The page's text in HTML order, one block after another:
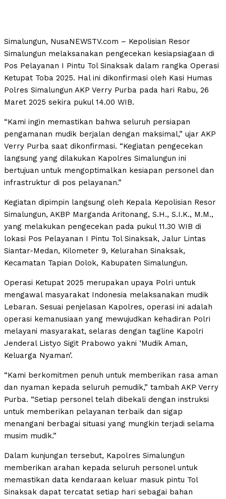
Simalungun, NusaNEWSTV.com – Kepolisian Resor
Simalungun melaksanakan pengecekan kesiapsiagaan di
Pos Pelayanan I Pintu Tol Sinaksak dalam rangka Operasi
Ketupat Toba 2025. Hal ini dikonfirmasi oleh Kasi Humas
Polres Simalungun AKP Verry Purba pada hari Rabu, 26
Maret 2025 sekira pukul 14.00 WIB.
“Kami ingin memastikan bahwa seluruh persiapan
pengamanan mudik berjalan dengan maksimal,” ujar AKP
Verry Purba saat dikonfirmasi. “Kegiatan pengecekan
langsung yang dilakukan Kapolres Simalungun ini
bertujuan untuk mengoptimalkan kesiapan personel dan
infrastruktur di pos pelayanan.”
Kegiatan dipimpin langsung oleh Kepala Kepolisian Resor
Simalungun, AKBP Marganda Aritonang, S.H., S.I.K., M.M.,
yang melakukan pengecekan pada pukul 11.30 WIB di
lokasi Pos Pelayanan I Pintu Tol Sinaksak, Jalur Lintas
Siantar-Medan, Kilometer 9, Kelurahan Sinaksak,
Kecamatan Tapian Dolok, Kabupaten Simalungun.
Operasi Ketupat 2025 merupakan upaya Polri untuk
mengawal masyarakat Indonesia melaksanakan mudik
Lebaran. Sesuai penjelasan Kapolres, operasi ini adalah
operasi kemanusiaan yang mewujudkan kehadiran Polri
melayani masyarakat, selaras dengan tagline Kapolri
Jenderal Listyo Sigit Prabowo yakni ‘Mudik Aman,
Keluarga Nyaman’.
“Kami berkomitmen penuh untuk memberikan rasa aman
dan nyaman kepada seluruh pemudik,” tambah AKP Verry
Purba. “Setiap personel telah dibekali dengan instruksi
untuk memberikan pelayanan terbaik dan sigap
menangani berbagai situasi yang mungkin terjadi selama
musim mudik.”
Dalam kunjungan tersebut, Kapolres Simalungun
memberikan arahan kepada seluruh personel untuk
memastikan data kendaraan keluar masuk pintu Tol
Sinaksak dapat tercatat setiap hari sebagai bahan